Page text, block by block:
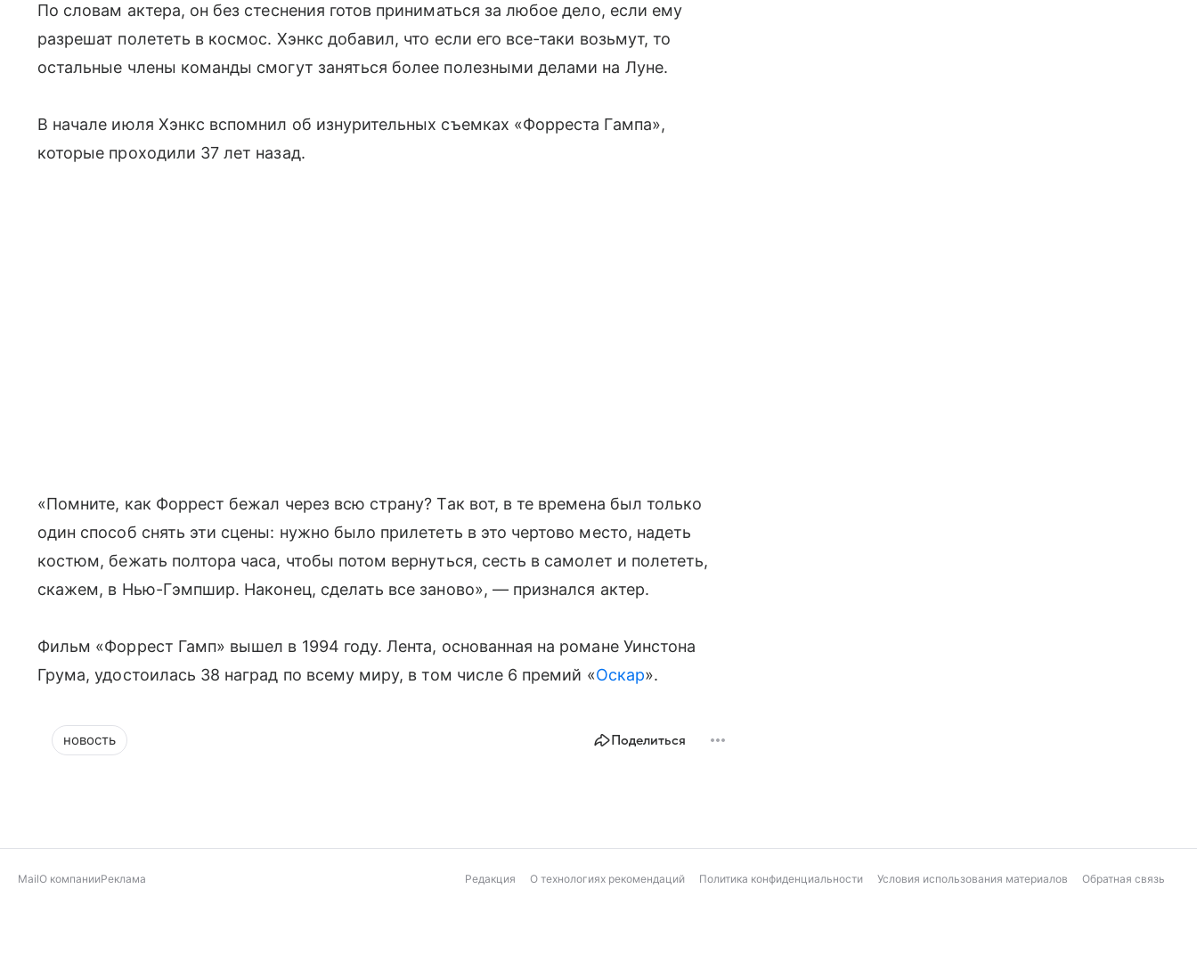
По словам актера, он без стеснения готов приниматься за любое дело, если ему
разрешат полететь в космос. Хэнкс добавил, что если его все-таки возьмут, то
остальные члены команды смогут заняться более полезными делами на Луне.
В начале июля Хэнкс вспомнил об изнурительных съемках «Форреста Гампа»,
которые проходили 37 лет назад.
«Помните, как Форрест бежал через всю страну? Так вот, в те времена был только
один способ снять эти сцены: нужно было прилететь в это чертово место, надеть
костюм, бежать полтора часа, чтобы потом вернуться, сесть в самолет и полететь,
скажем, в Нью-Гэмпшир. Наконец, сделать все заново», — признался актер.
Фильм «Форрест Гамп» вышел в 1994 году. Лента, основанная на романе Уинстона
Грума, удостоилась 38 наград по всему миру, в том числе 6 премий «Оскар».
новость Поделиться
MailО компанииРеклама Редакция О технологиях рекомендаций Политика конфиденциальности Условия использования материалов Обратная связь